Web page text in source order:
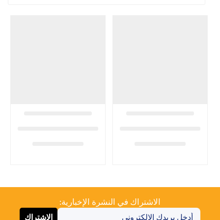
الاشتراك في النشرة الإخبارية:
الاشتراك